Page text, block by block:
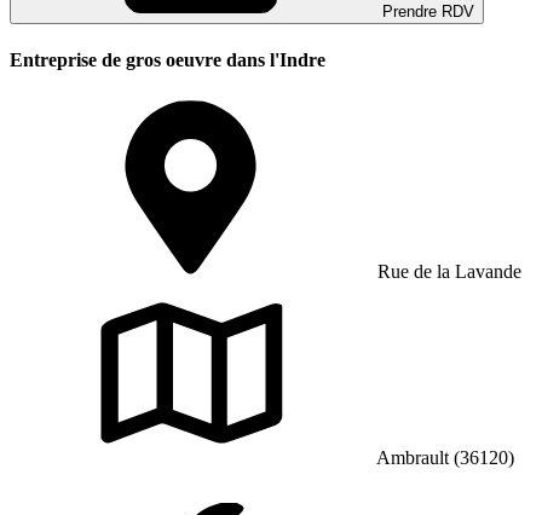
Prendre RDV
Entreprise de gros oeuvre dans l'Indre
Rue de la Lavande
Ambrault (36120)